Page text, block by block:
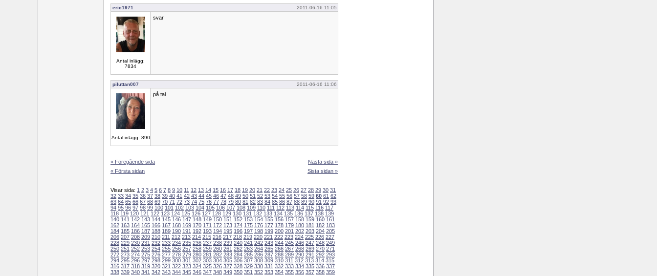
eric1971 2011-06-16 11:05
Antal inlägg:
7834
svar
piluttan007 2011-06-16 11:06
Antal inlägg: 890
på tal
« Föregående sida
« Första sidan
Nästa sida »
Sista sidan »
Visar sida: 1 2 3 4 5 6 7 8 9 10 11 12 13 14 15 16 17 18 19 20 21 22 23 24 25 26 27 28 29 30 31
32 33 34 35 36 37 38 39 40 41 42 43 44 45 46 47 48 49 50 51 52 53 54 55 56 57 58 59 60 61 62
63 64 65 66 67 68 69 70 71 72 73 74 75 76 77 78 79 80 81 82 83 84 85 86 87 88 89 90 91 92 93
94 95 96 97 98 99 100 101 102 103 104 105 106 107 108 109 110 111 112 113 114 115 116 117
118 119 120 121 122 123 124 125 126 127 128 129 130 131 132 133 134 135 136 137 138 139
140 141 142 143 144 145 146 147 148 149 150 151 152 153 154 155 156 157 158 159 160 161
162 163 164 165 166 167 168 169 170 171 172 173 174 175 176 177 178 179 180 181 182 183
184 185 186 187 188 189 190 191 192 193 194 195 196 197 198 199 200 201 202 203 204 205
206 207 208 209 210 211 212 213 214 215 216 217 218 219 220 221 222 223 224 225 226 227
228 229 230 231 232 233 234 235 236 237 238 239 240 241 242 243 244 245 246 247 248 249
250 251 252 253 254 255 256 257 258 259 260 261 262 263 264 265 266 267 268 269 270 271
272 273 274 275 276 277 278 279 280 281 282 283 284 285 286 287 288 289 290 291 292 293
294 295 296 297 298 299 300 301 302 303 304 305 306 307 308 309 310 311 312 313 314 315
316 317 318 319 320 321 322 323 324 325 326 327 328 329 330 331 332 333 334 335 336 337
338 339 340 341 342 343 344 345 346 347 348 349 350 351 352 353 354 355 356 357 358 359